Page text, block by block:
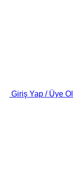
Giriş Yap / Üye Ol